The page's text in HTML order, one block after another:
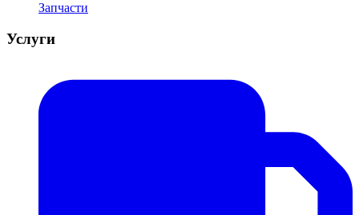
Запчасти
Услуги